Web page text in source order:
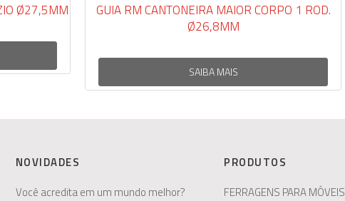
GUIA RM CANTONEIRA MAIOR CORPO 1 ROD.
Ø26,8MM
SAIBA MAIS
NOVIDADES
Você acredita em um mundo melhor?
PRODUTOS
FERRAGENS PARA MÓVEIS